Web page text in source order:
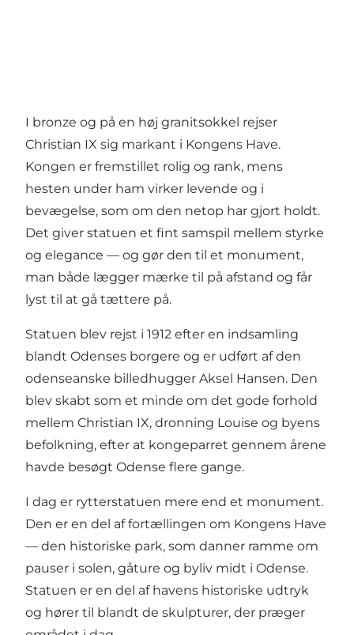
I bronze og på en høj granitsokkel rejser
Christian IX sig markant i Kongens Have.
Kongen er fremstillet rolig og rank, mens
hesten under ham virker levende og i
bevægelse, som om den netop har gjort holdt.
Det giver statuen et fint samspil mellem styrke
og elegance — og gør den til et monument,
man både lægger mærke til på afstand og får
lyst til at gå tættere på.
Statuen blev rejst i 1912 efter en indsamling
blandt Odenses borgere og er udført af den
odenseanske billedhugger Aksel Hansen. Den
blev skabt som et minde om det gode forhold
mellem Christian IX, dronning Louise og byens
befolkning, efter at kongeparret gennem årene
havde besøgt Odense flere gange.
I dag er rytterstatuen mere end et monument.
Den er en del af fortællingen om Kongens Have
— den historiske park, som danner ramme om
pauser i solen, gåture og byliv midt i Odense.
Statuen er en del af havens historiske udtryk
og hører til blandt de skulpturer, der præger